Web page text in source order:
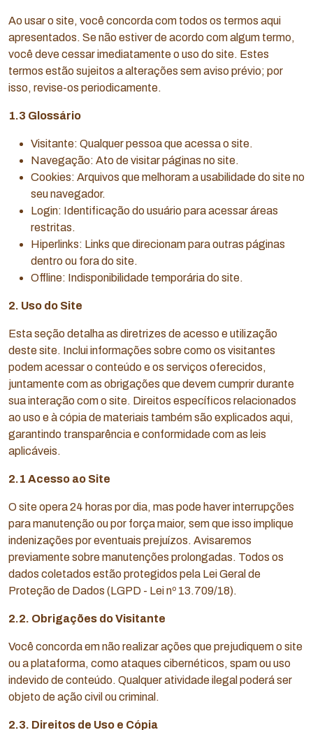
Ao usar o site, você concorda com todos os termos aqui
apresentados. Se não estiver de acordo com algum termo,
você deve cessar imediatamente o uso do site. Estes
termos estão sujeitos a alterações sem aviso prévio; por
isso, revise-os periodicamente.
1.3 Glossário
Visitante: Qualquer pessoa que acessa o site.
Navegação: Ato de visitar páginas no site.
Cookies: Arquivos que melhoram a usabilidade do site no
seu navegador.
Login: Identificação do usuário para acessar áreas
restritas.
Hiperlinks: Links que direcionam para outras páginas
dentro ou fora do site.
Offline: Indisponibilidade temporária do site.
2. Uso do Site
Esta seção detalha as diretrizes de acesso e utilização
deste site. Inclui informações sobre como os visitantes
podem acessar o conteúdo e os serviços oferecidos,
juntamente com as obrigações que devem cumprir durante
sua interação com o site. Direitos específicos relacionados
ao uso e à cópia de materiais também são explicados aqui,
garantindo transparência e conformidade com as leis
aplicáveis.
2.1 Acesso ao Site
O site opera 24 horas por dia, mas pode haver interrupções
para manutenção ou por força maior, sem que isso implique
indenizações por eventuais prejuízos. Avisaremos
previamente sobre manutenções prolongadas. Todos os
dados coletados estão protegidos pela Lei Geral de
Proteção de Dados (LGPD - Lei nº 13.709/18).
2.2. Obrigações do Visitante
Você concorda em não realizar ações que prejudiquem o site
ou a plataforma, como ataques cibernéticos, spam ou uso
indevido de conteúdo. Qualquer atividade ilegal poderá ser
objeto de ação civil ou criminal.
2.3. Direitos de Uso e Cópia